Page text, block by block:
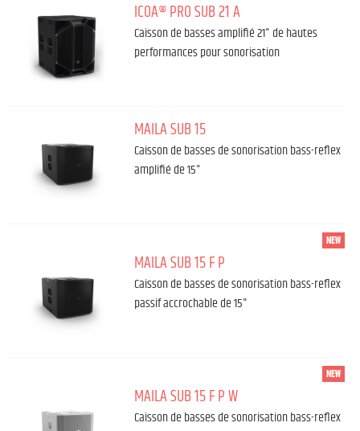
ICOA® PRO SUB 21 A
Caisson de basses amplifié 21" de hautes
performances pour sonorisation
MAILA SUB 15
Caisson de basses de sonorisation bass-reflex
amplifié de 15"
NEW
MAILA SUB 15 F P
Caisson de basses de sonorisation bass-reflex
passif accrochable de 15"
NEW
MAILA SUB 15 F P W
Caisson de basses de sonorisation bass-reflex